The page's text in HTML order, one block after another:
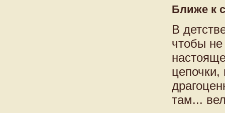
Ближе к
В
чтобы
там...